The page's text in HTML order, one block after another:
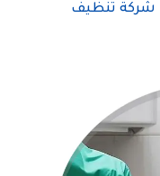
شركة تنظيف